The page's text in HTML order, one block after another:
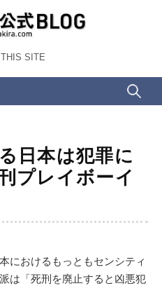
SITE
検
日本は犯罪に
プレイボーイ
におけるもっともセンシティ
は「死刑を廃止すると凶悪犯